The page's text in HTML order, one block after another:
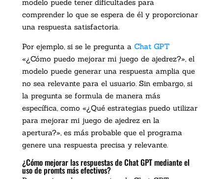
modelo puede tener dificultades para
comprender lo que se espera de él y proporcionar
una respuesta satisfactoria.
Por ejemplo, si se le pregunta a Chat GPT
«¿Cómo puedo mejorar mi juego de ajedrez?», el
modelo puede generar una respuesta amplia que
no sea relevante para el usuario. Sin embargo, si
la pregunta se formula de manera más
específica, como «¿Qué estrategias puedo utilizar
para mejorar mi juego de ajedrez en la
apertura?», es más probable que el programa
genere una respuesta precisa y relevante.
¿Cómo mejorar las respuestas de Chat GPT mediante el
uso de promts más efectivos?